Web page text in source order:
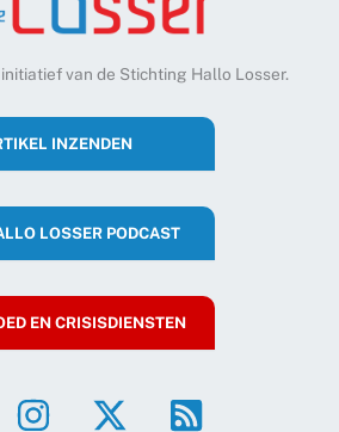
van de Stichting Hallo Losser.
INZENDEN
LOSSER PODCAST
EN CRISISDIENSTEN